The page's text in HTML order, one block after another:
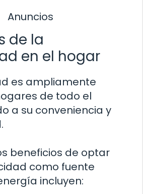
Anuncios
de la
en el hogar
es ampliamente
de todo el
a su conveniencia y
beneficios de optar
como fuente
incluyen: